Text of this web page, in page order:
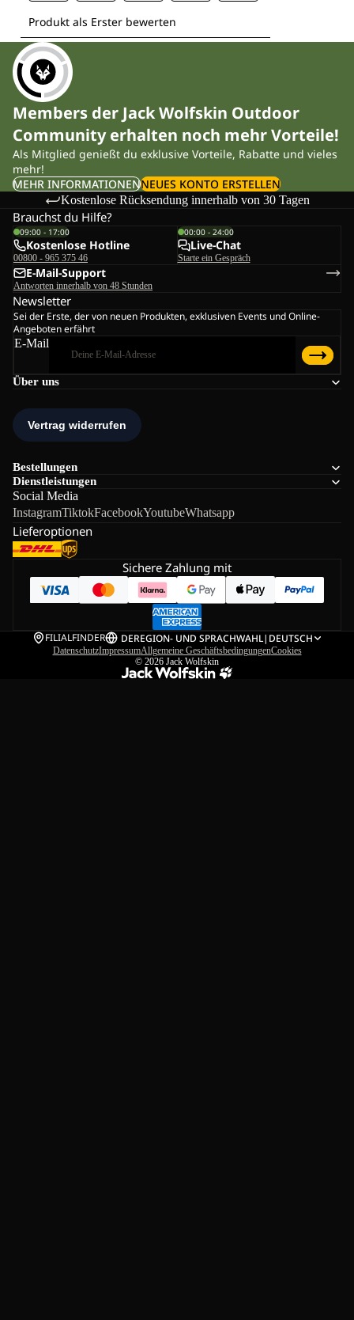
Members der Jack Wolfskin Outdoor
Community erhalten noch mehr Vorteile!
Als Mitglied genießt du exklusive Vorteile, Rabatte und vieles
mehr!
MEHR INFORMATIONENNEUES KONTO ERSTELLEN
Kostenlose Rücksendung innerhalb von 30 Tagen
Über uns
Bestellungen
Dienstleistungen
Social Media
InstagramTiktokFacebookYoutubeWhatsapp
Lieferoptionen
Brauchst du Hilfe?
09:00 - 17:00
Kostenlose Hotline
00800 - 965 375 46
00:00 - 24:00
Live-Chat
Starte ein Gespräch
E-Mail-Support
Antworten innerhalb von 48 Stunden
Newsletter
Sei der Erste, der von neuen Produkten, exklusiven Events und Online-
Angeboten erfährt
E-Mail
Sichere Zahlung mit
FILIALFINDER DEREGION- UND SPRACHWAHL| DEUTSCH
DatenschutzImpressumAllgemeine GeschäftsbedingungenCookies
© 2026 Jack Wolfskin